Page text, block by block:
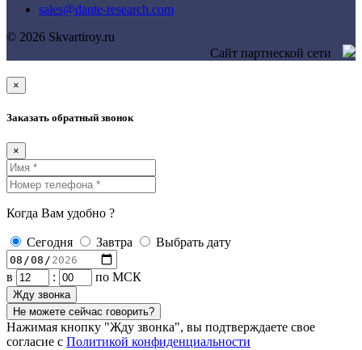
sales@dante-research.com
© 2026 Skvartiroy.ru
Сайт партнеской сети
×
Заказать обратный звонок
×
Когда Вам удобно ?
Сегодня Завтра Выбрать дату
в : по МСК
Жду звонка
Не можете сейчас говорить?
Нажимая кнопку "Жду звонка", вы подтверждаете свое
согласие с Политикой конфиденциальности